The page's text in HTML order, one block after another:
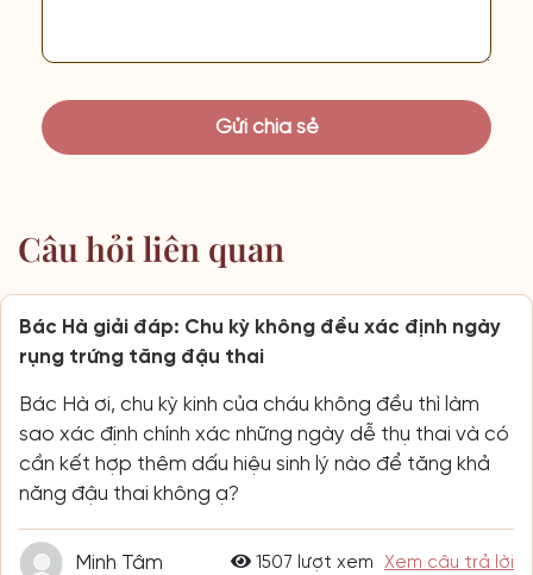
Câu hỏi liên quan
Bác Hà giải đáp: Chu kỳ không đều xác định ngày
rụng trứng tăng đậu thai
Bác Hà ơi, chu kỳ kinh của cháu không đều thì làm
sao xác định chính xác những ngày dễ thụ thai và có
cần kết hợp thêm dấu hiệu sinh lý nào để tăng khả
năng đậu thai không ạ?
Minh Tâm 1507 lượt xem Xem câu trả lời